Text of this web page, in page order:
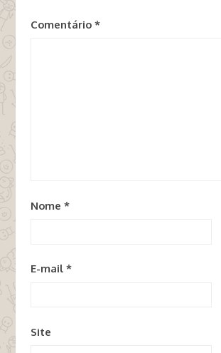
Comentário *
Nome *
E-mail *
Site